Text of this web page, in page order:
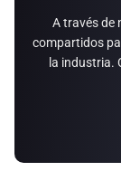
A través de
compartidos
la industria.